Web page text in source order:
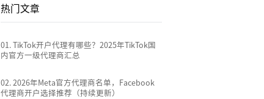
热门文章
01.TikTok开户代理有哪些？2025年TikTok国
内官方一级代理商汇总
02.2026年Meta官方代理商名单，Facebook
代理商开户选择推荐（持续更新）